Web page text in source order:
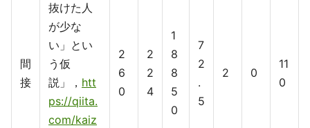
間
接
抜けた人
が少な
い」とい
う仮
説」， htt
ps://qiita.
com/kaiz
2
6
0
2
2
4
1
8
8
5
0
7
2
.
5
2 0
11
0